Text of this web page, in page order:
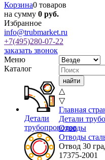
Корзина0 товаров
на сумму 0 руб.
Избранное
info@trubmarket.ru
+7(495)280-07-22
заказать звонок
Меню
Каталог
Детали
трубопроводов
△
▽
Главная
Детали
Отводы
Отводы
Отвод 30
17375-2001